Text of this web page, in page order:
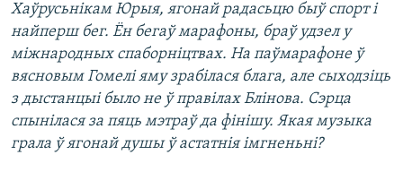
Хаўрусьнікам Юрыя, ягонай радасьцю быў спорт і
найперш бег. Ён бегаў марафоны, браў удзел у
міжнародных спаборніцтвах. На паўмарафоне ў
вясновым Гомелі яму зрабілася блага, але сыходзіць
з дыстанцыі было не ў правілах Блінова. Сэрца
спынілася за пяць мэтраў да фінішу. Якая музыка
грала ў ягонай душы ў астатнія імгненьні?